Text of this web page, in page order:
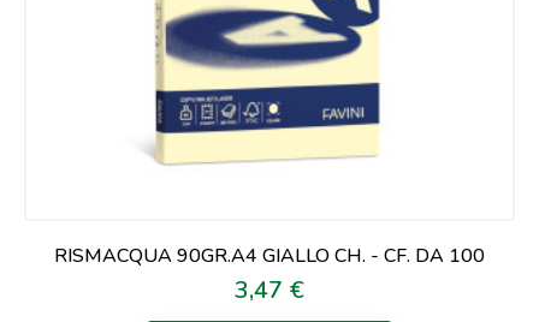
RISMACQUA 90GR.A4 GIALLO CH. - CF. DA 100
Prezzo
3,47 €